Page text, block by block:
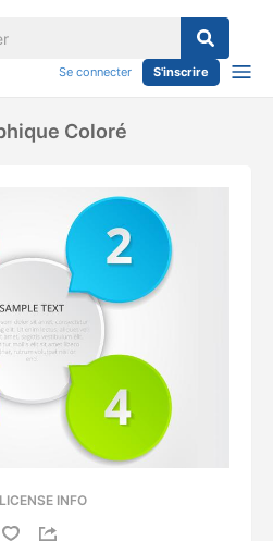
Se connecter S'inscrire
Coloré
LICENSE INFO